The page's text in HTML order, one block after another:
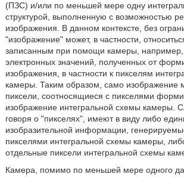
(ПЗС) и/или по меньшей мере одну
структурой, выполненную с возможностью
изображения. В данном контексте, без
"изображение" может, в частности,
записанным при помощи камеры, например,
электронных значений, полученных от
изображения, в частности к пикселям
камеры. Таким образом, само изображение
пиксели, соотносящиеся с пикселями
изображение интегральной схемы камеры.
говоря о "пикселях", имеют в виду либо
изобразительной информации,
пикселями интегральной схемы камеры,
отдельные пиксели интегральной схемы
Камера, помимо по меньшей мере одного